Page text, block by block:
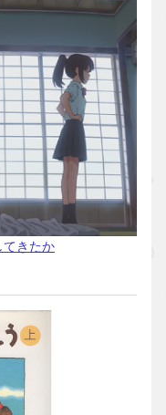
てきたか